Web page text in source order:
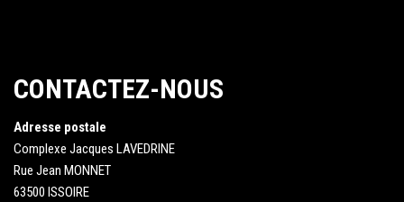
CONTACTEZ-NOUS
Adresse postale
Complexe Jacques LAVEDRINE
Rue Jean MONNET
63500 ISSOIRE